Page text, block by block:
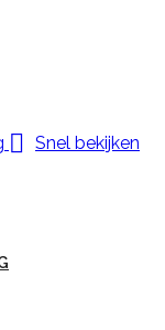

Snel bekijken